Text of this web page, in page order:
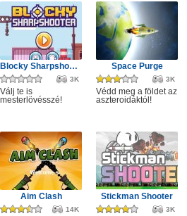
Blocky Sharpshooter
3K
Válj te is
mesterlövésszé!
Space Purge
3K
Védd meg a földet az
aszteroidáktól!
Aim Clash
14K
Stickman Shooter
3K